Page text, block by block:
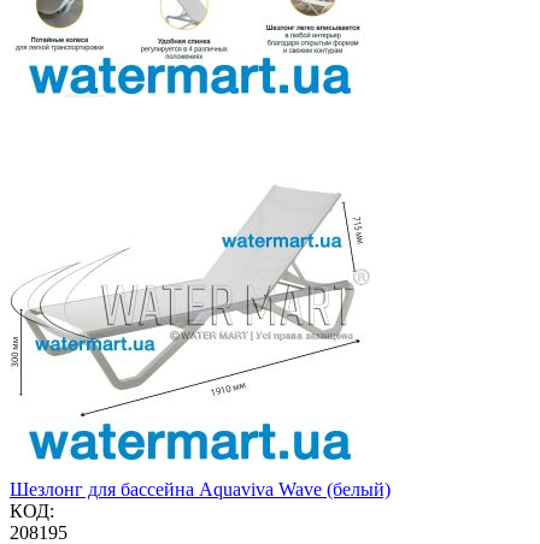
Шезлонг для бассейна Aquaviva Wave (белый)
КОД:
208195